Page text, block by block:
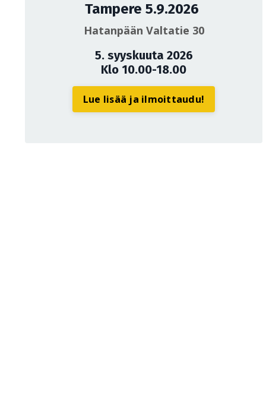
Tampere 5.9.2026
Hatanpään Valtatie 30
5. syyskuuta 2026
Klo 10.00-18.00
Lue lisää ja ilmoittaudu!